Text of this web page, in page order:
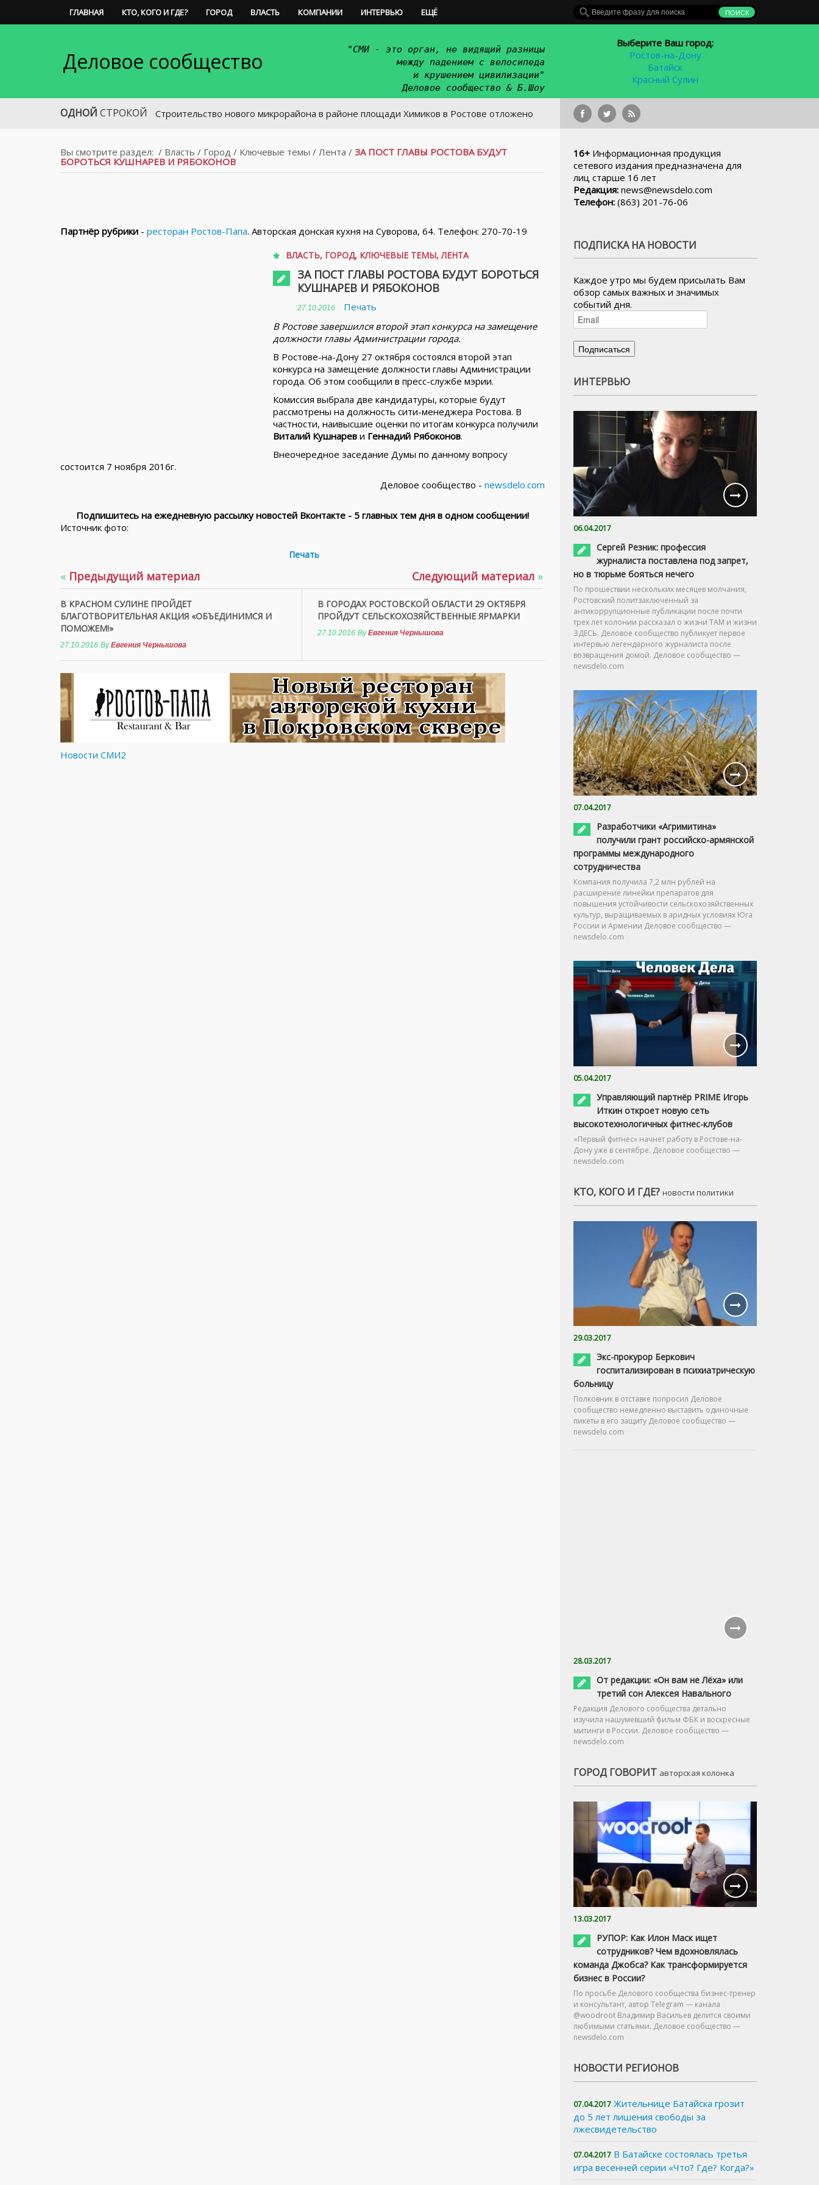
ГЛАВНАЯ КТО, КОГО И ГДЕ? ГОРОД ВЛАСТЬ КОМПАНИИ ИНТЕРВЬЮ ЕЩЁ
Деловое сообщество
"СМИ - это орган, не видящий разницы
между падением с велосипеда
и крушением цивилизации"
Деловое сообщество & Б.Шоу
Выберите Ваш город:
Ростов-на-Дону
Батайск
Красный Сулин
ОДНОЙ СТРОКОЙ
Строительство нового микрорайона в районе площади Химиков в Ростове отложено
Вы смотрите раздел: / Власть / Город / Ключевые темы / Лента / ЗА ПОСТ ГЛАВЫ РОСТОВА БУДУТ
БОРОТЬСЯ КУШНАРЕВ И РЯБОКОНОВ
Партнёр рубрики - ресторан Ростов-Папа. Авторская донская кухня на Суворова, 64. Телефон: 270-70-19
ВЛАСТЬ, ГОРОД, КЛЮЧЕВЫЕ ТЕМЫ,ЛЕНТА
ЗА ПОСТ ГЛАВЫ РОСТОВА БУДУТ БОРОТЬСЯ
КУШНАРЕВ И РЯБОКОНОВ
27.10.2016
Печать
В Ростове завершился второй этап конкурса на замещение
должности главы Администрации города.
В Ростове-на-Дону 27 октября состоялся второй этап
конкурса на замещение должности главы Администрации
города. Об этом сообщили в пресс-службе мэрии.
Комиссия выбрала две кандидатуры, которые будут
рассмотрены на должность сити-менеджера Ростова. В
частности, наивысшие оценки по итогам конкурса получили
Виталий Кушнарев и Геннадий Рябоконов.
Внеочередное заседание Думы по данному вопросу
состоится 7 ноября 2016г.
Деловое сообщество - newsdelo.com
Подпишитесь на ежедневную рассылку новостей Вконтакте - 5 главных тем дня в одном сообщении!
Источник фото:
Печать
« Предыдущий материал
В КРАСНОМ СУЛИНЕ ПРОЙДЕТ
БЛАГОТВОРИТЕЛЬНАЯ АКЦИЯ «ОБЪЕДИНИМСЯ И
ПОМОЖЕМ!»
27.10.2016 ByЕвгения Чернышова
Следующий материал »
В ГОРОДАХ РОСТОВСКОЙ ОБЛАСТИ 29 ОКТЯБРЯ
ПРОЙДУТ СЕЛЬСКОХОЗЯЙСТВЕННЫЕ ЯРМАРКИ
27.10.2016 ByЕвгения Чернышова
Новости СМИ2
16+ Информационная продукция
сетевого издания предназначена для
лиц старше 16 лет
Редакция: news@newsdelo.com
Телефон: (863) 201-76-06
ПОДПИСКА НА НОВОСТИ
Каждое утро мы будем присылать Вам
обзор самых важных и значимых
событий дня.
ИНТЕРВЬЮ
06.04.2017
Сергей Резник: профессия
журналиста поставлена под запрет,
но в тюрьме бояться нечего
По прошествии нескольких месяцев молчания,
Ростовский политзаключенный за
антикоррупционные публикации после почти
трех лет колонии рассказал о жизни ТАМ и жизни
ЗДЕСЬ. Деловое сообщество публикует первое
интервью легендарного журналиста после
возвращения домой. Деловое сообщество —
newsdelo.com
07.04.2017
Разработчики «Агримитина»
получили грант российско-армянской
программы международного
сотрудничества
Компания получила 7,2 млн рублей на
расширение линейки препаратов для
повышения устойчивости сельскохозяйственных
культур, выращиваемых в аридных условиях Юга
России и Армении Деловое сообщество —
newsdelo.com
05.04.2017
Управляющий партнёр PRIME Игорь
Иткин откроет новую сеть
высокотехнологичных фитнес-клубов
«Первый фитнес» начнет работу в Ростове-на-
Дону уже в сентябре. Деловое сообщество —
newsdelo.com
КТО, КОГО И ГДЕ? новости политики
29.03.2017
Экс-прокурор Беркович
госпитализирован в психиатрическую
больницу
Полковник в отставке попросил Деловое
сообщество немедленно выставить одиночные
пикеты в его защиту Деловое сообщество —
newsdelo.com
28.03.2017
От редакции: «Он вам не Лёха» или
третий сон Алексея Навального
Редакция Делового сообщества детально
изучила нашумевший фильм ФБК и воскресные
митинги в России. Деловое сообщество —
newsdelo.com
ГОРОД ГОВОРИТ авторская колонка
13.03.2017
РУПОР: Как Илон Маск ищет
сотрудников? Чем вдохновлялась
команда Джобса? Как трансформируется
бизнес в России?
По просьбе Делового сообщества бизнес-тренер
и консультант, автор Telegram — канала
@woodroot Владимир Васильев делится своими
любимыми статьями. Деловое сообщество —
newsdelo.com
НОВОСТИ РЕГИОНОВ
07.04.2017 Жительнице Батайска грозит
до 5 лет лишения свободы за
лжесвидетельство
07.04.2017 В Батайске состоялась третья
игра весенней серии «Что? Где? Когда?»